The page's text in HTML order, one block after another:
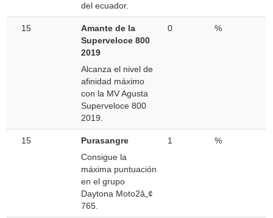
del ecuador.
15
Amante de la
Superveloce 800
2019
Alcanza el nivel de
afinidad máximo
con la MV Agusta
Superveloce 800
2019.
0 %
15
Purasangre
Consigue la
máxima puntuación
en el grupo
Daytona Moto2â„¢
765.
1 %